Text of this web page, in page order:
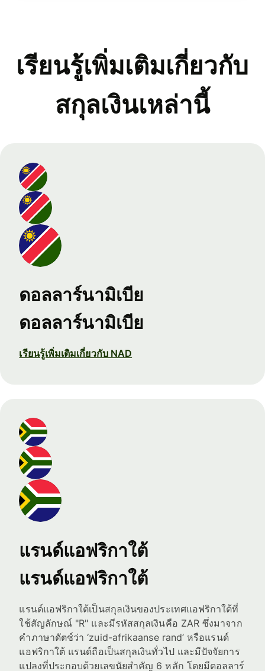
เรียนรู้เพิ่มเติมเกี่ยวกับ
สกุลเงินเหล่านี้
ดอลลาร์นามิเบีย
ดอลลาร์นามิเบีย
เรียนรู้เพิ่มเติมเกี่ยวกับ NAD
แรนด์แอฟริกาใต้
แรนด์แอฟริกาใต้
แรนด์แอฟริกาใต้เป็นสกุลเงินของประเทศแอฟริกาใต้ที่
ใช้สัญลักษณ์ "R" และมีรหัสสกุลเงินคือ ZAR ซึ่งมาจาก
คำภาษาดัตช์ว่า ‘zuid-afrikaanse rand’ หรือแรนด์
แอฟริกาใต้ แรนด์ถือเป็นสกุลเงินทั่วไป และมีปัจจัยการ
แปลงที่ประกอบด้วยเลขนัยสำคัญ 6 หลัก โดยมีดอลลาร์